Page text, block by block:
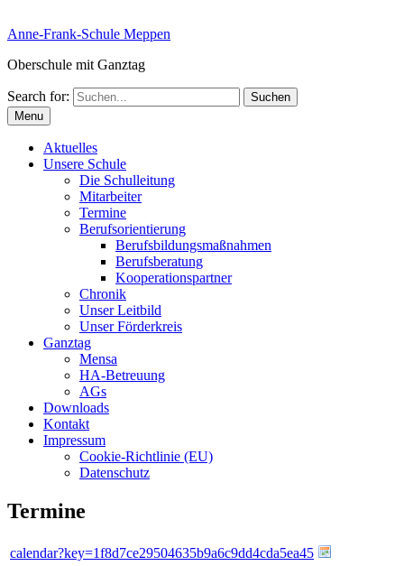
Anne-Frank-Schule Meppen
Oberschule mit Ganztag
Search for:
Menu
Aktuelles
Unsere Schule
Die Schulleitung
Mitarbeiter
Termine
Berufsorientierung
Berufsbildungsmaßnahmen
Berufsberatung
Kooperationspartner
Chronik
Unser Leitbild
Unser Förderkreis
Ganztag
Mensa
HA-Betreuung
AGs
Downloads
Kontakt
Impressum
Cookie-Richtlinie (EU)
Datenschutz
Termine
calendar?key=1f8d7ce29504635b9a6c9dd4cda5ea45